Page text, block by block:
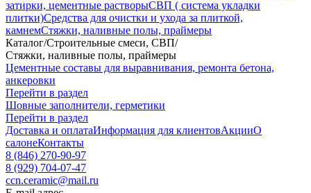
затирки, цементные растворыСВП ( система укладки
плитки)Средства для очистки и ухода за плиткой,
камнемСтяжки, наливные полы, праймеры
Каталог/Строительные смеси, СВП/
Стяжки, наливные полы, праймеры
Цементные составы для выравнивания, ремонта бетона,
анкеровки
Перейти в раздел
Шовные заполнители, герметики
Перейти в раздел
Доставка и оплатаИнформация для клиентовАкцииО
салонеКонтакты
8 (846) 270-90-97
8 (929) 704-07-47
ccn.ceramic@mail.ru